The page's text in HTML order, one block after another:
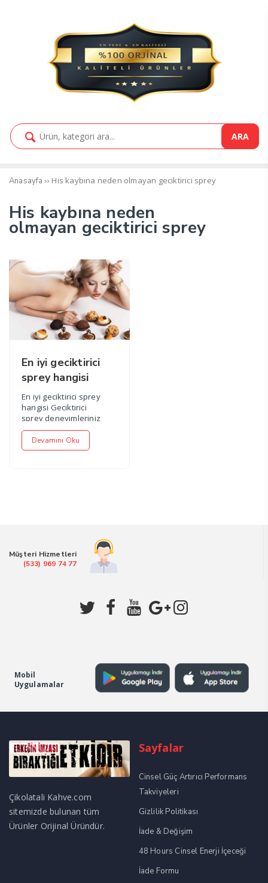
ARA
Anasayfa ›› His kaybına neden olmayan geciktirici sprey
His kaybına neden
olmayan geciktirici sprey
En iyi geciktirici
sprey hangisi
En iyi geciktirici sprey
hangisi Geciktirici
sprey deneyimleriniz
olduysa ve memnun
kalmadığımız et...
Devamını Oku
Müşteri Hizmetleri
(533) 969 74 77
Mobil
Uygulamalar
Çikolatali Kahve.com
sitemizde bulunan tüm
Ürünler Orijinal Üründür.
Sayfalar
Cinsel Güç Artırıcı Performans
Takviyeleri
Gizlilik Politikası
İade & Değişim
48 Hours Cinsel Enerji İçeceği
İade Formu